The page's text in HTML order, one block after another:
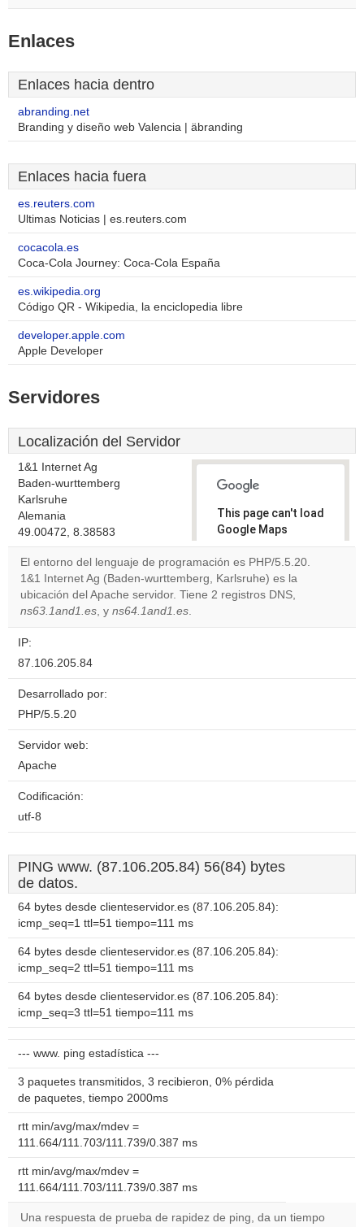
Enlaces
Enlaces hacia dentro
abranding.net
Branding y diseño web Valencia | äbranding
Enlaces hacia fuera
es.reuters.com
Ultimas Noticias | es.reuters.com
cocacola.es
Coca-Cola Journey: Coca-Cola España
es.wikipedia.org
Código QR - Wikipedia, la enciclopedia libre
developer.apple.com
Apple Developer
Servidores
Localización del Servidor
1&1 Internet Ag
Baden-wurttemberg
Karlsruhe
Alemania
49.00472, 8.38583
This page can't load
Google Maps
correctly.
Do you
own this
El entorno del lenguaje de programación es PHP/5.5.20.
1&1 Internet Ag (Baden-wurttemberg, Karlsruhe) es la
ubicación del Apache servidor. Tiene 2 registros DNS,
ns63.1and1.es, y ns64.1and1.es.
IP:
87.106.205.84
Desarrollado por:
PHP/5.5.20
Servidor web:
Apache
Codificación:
utf-8
PING www. (87.106.205.84) 56(84) bytes
de datos.
64 bytes desde clienteservidor.es (87.106.205.84):
icmp_seq=1 ttl=51 tiempo=111 ms
64 bytes desde clienteservidor.es (87.106.205.84):
icmp_seq=2 ttl=51 tiempo=111 ms
64 bytes desde clienteservidor.es (87.106.205.84):
icmp_seq=3 ttl=51 tiempo=111 ms
--- www. ping estadística ---
3 paquetes transmitidos, 3 recibieron, 0% pérdida
de paquetes, tiempo 2000ms
rtt min/avg/max/mdev =
111.664/111.703/111.739/0.387 ms
rtt min/avg/max/mdev =
111.664/111.703/111.739/0.387 ms
Una respuesta de prueba de rapidez de ping, da un tiempo